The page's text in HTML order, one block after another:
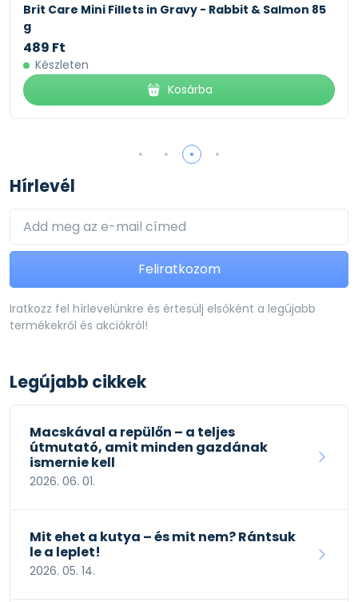
Brit Care Mini Fillets in Gravy - Rabbit & Salmon 85
g
489 Ft
Készleten
Kosárba
Hírlevél
Feliratkozom
Iratkozz fel hírlevelünkre és értesülj elsőként a legújabb
termékekről és akciókról!
Legújabb cikkek
Macskával a repülőn – a teljes
útmutató, amit minden gazdának
ismernie kell
2026. 06. 01.
Mit ehet a kutya – és mit nem? Rántsuk
le a leplet!
2026. 05. 14.